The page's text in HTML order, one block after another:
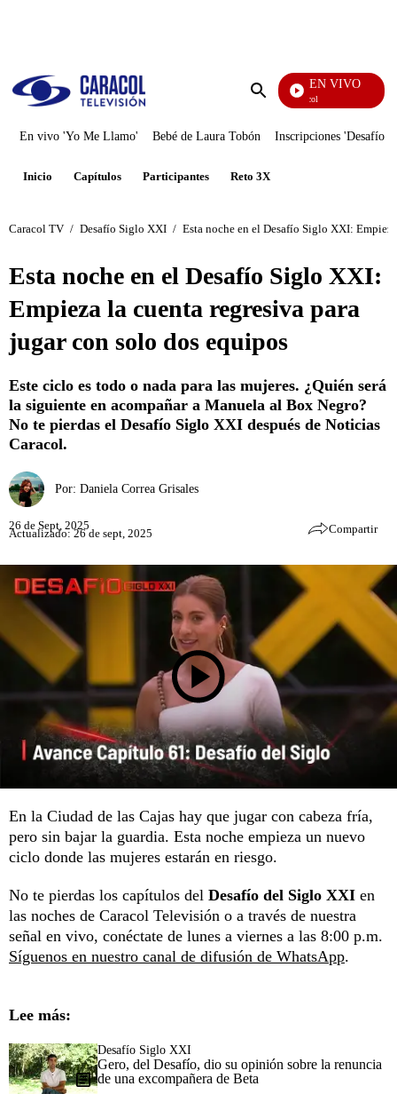
Enviar
EN VIVO
Noticias Caracol
En vivo 'Yo Me Llamo' Bebé de Laura Tobón Inscripciones 'Desafío'
Inicio Capítulos Participantes Reto 3X
Caracol TV / Desafío Siglo XXI / Esta noche en el Desafío Siglo XXI:
Esta noche en el Desafío Siglo XXI:
Empieza la cuenta regresiva para
jugar con solo dos equipos
Este ciclo es todo o nada para las mujeres. ¿Quién será
la siguiente en acompañar a Manuela al Box Negro?
No te pierdas el Desafío Siglo XXI después de Noticias
Caracol.
Por: Daniela Correa Grisales
26 de Sept, 2025
Actualizado: 26 de sept, 2025 Compartir
En la Ciudad de las Cajas hay que jugar con cabeza fría,
pero sin bajar la guardia. Esta noche empieza un nuevo
ciclo donde las mujeres estarán en riesgo.
No te pierdas los capítulos del Desafío del Siglo XXI en
las noches de Caracol Televisión o a través de nuestra
señal en vivo, conéctate de lunes a viernes a las 8:00 p.m.
Síguenos en nuestro canal de difusión de WhatsApp.
Lee más:
Desafío Siglo XXI
Gero, del Desafío, dio su opinión sobre la renuncia
de una excompañera de Beta